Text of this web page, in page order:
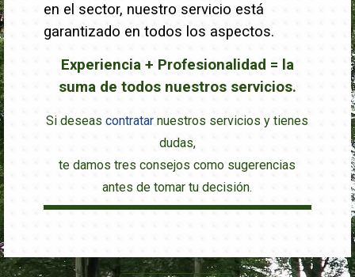
en el sector, nuestro servicio está
garantizado en todos los aspectos.
Experiencia + Profesionalidad = la
suma de todos nuestros servicios.
Si deseascontratarnuestros servicios y tienes
dudas,
te damos tres consejos como sugerencias
antes de tomar tu decisión.